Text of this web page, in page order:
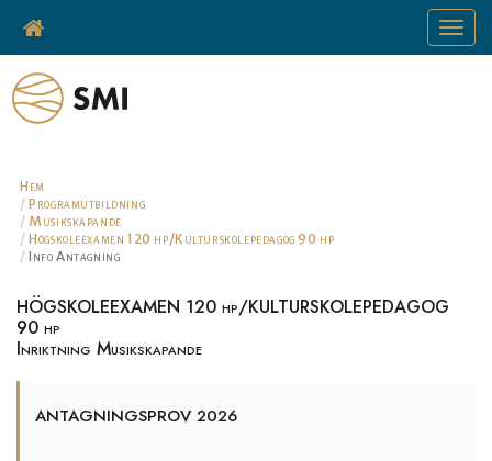
Toggle
Hem
Programutbildning
Musikskapande
Högskoleexamen 120 hp/Kulturskolepedagog 90 hp
Info Antagning
HÖGSKOLEEXAMEN 120 hp/KULTURSKOLEPEDAGOG
90 hp
Inriktning Musikskapande
ANTAGNINGSPROV 2026